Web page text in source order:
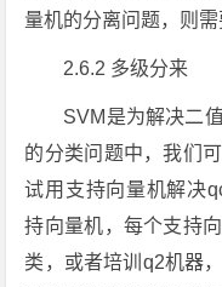
量机的分离问题，则需
2.6.2 多级分来
SVM是为解决二
的分类问题中，我们
试用支持向量机解决
持向量机，每个支持
类，或者培训q2机器